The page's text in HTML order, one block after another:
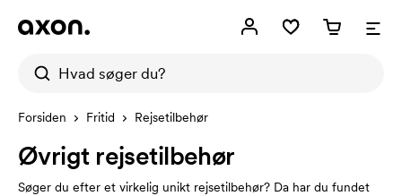
Forsiden Fritid Rejsetilbehør
Øvrigt rejsetilbehør
Søger du efter et virkelig unikt rejsetilbehør? Da har du fundet